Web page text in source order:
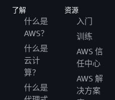
了解
什么是
AWS？
什么是
云计
算？
什么是
资源
入门
训练
AWS 信
任中心
AWS 解
决方案